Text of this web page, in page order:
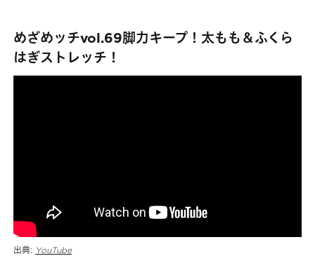
めざめッチvol.69脚力キープ！太もも＆ふくら
はぎストレッチ！
出典: YouTube